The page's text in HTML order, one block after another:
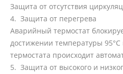
Защита от отсутствия
4. Защита от перегрева
Аварийный термостат
достижении температуры
термостата происходит
5. Защита от высокого и